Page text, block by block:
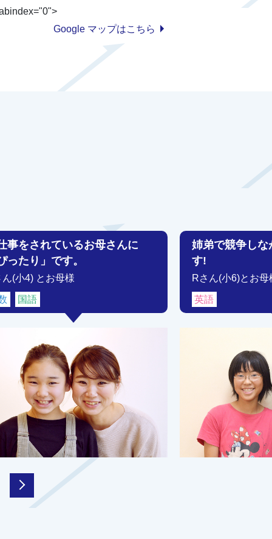
Google マップはこちら
事をされているお母さんに
ったり」です。
ん(小4) とお母様
国語
姉弟で競争し
す!
Rさん(小6)とお母
英語